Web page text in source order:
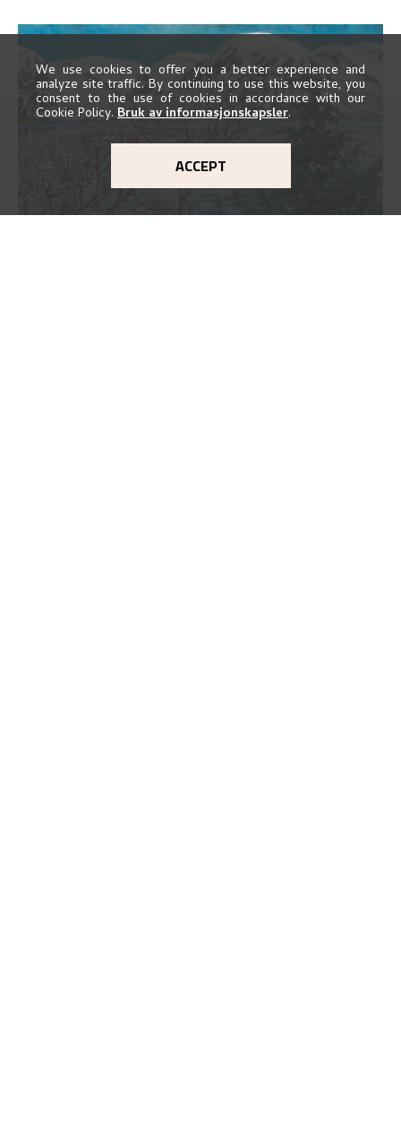
We use cookies to offer you a better experience and
analyze site traffic. By continuing to use this website, you
consent to the use of cookies in accordance with our
Cookie Policy. Bruk av informasjonskapsler.
ACCEPT